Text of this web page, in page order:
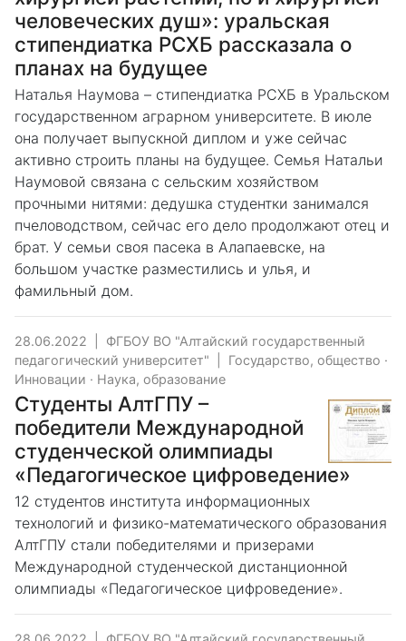
человеческих душ»: уральская
стипендиатка РСХБ рассказала о
планах на будущее
Наталья Наумова – стипендиатка РСХБ в Уральском
государственном аграрном университете. В июле
она получает выпускной диплом и уже сейчас
активно строить планы на будущее. Семья Натальи
Наумовой связана с сельским хозяйством
прочными нитями: дедушка студентки занимался
пчеловодством, сейчас его дело продолжают отец и
брат. У семьи своя пасека в Алапаевске, на
большом участке разместились и улья, и
фамильный дом.
28.06.2022
ФГБОУ ВО "Алтайский государственный
педагогический университет"
Государство, общество ·
Инновации · Наука, образование
Студенты АлтГПУ –
победители Международной
студенческой олимпиады
«Педагогическое цифроведение»
12 студентов института информационных
технологий и физико-математического образования
АлтГПУ стали победителями и призерами
Международной студенческой дистанционной
олимпиады «Педагогическое цифроведение».